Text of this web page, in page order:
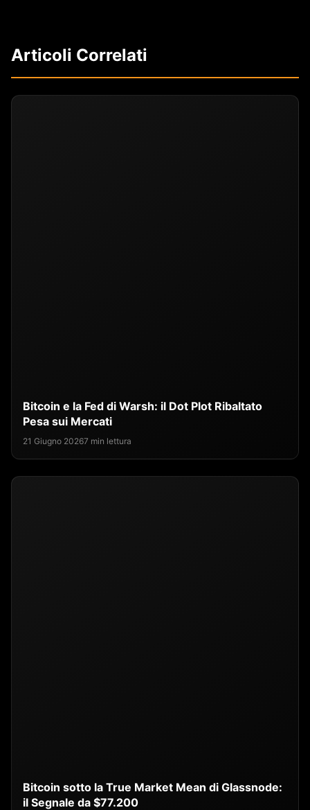
Articoli Correlati
Bitcoin e la Fed di Warsh: il Dot Plot Ribaltato
Pesa sui Mercati
21 Giugno 20267 min lettura
Bitcoin sotto la True Market Mean di Glassnode:
il Segnale da $77.200